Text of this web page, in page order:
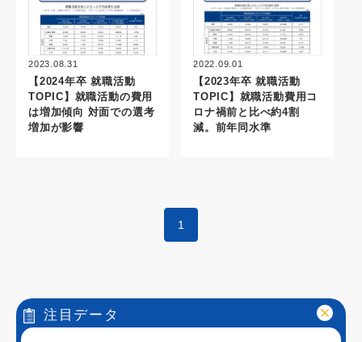
2023.08.31
【2024年卒 就職活動
TOPIC】就職活動の費用
は増加傾向 対面での選考
増加が影響
2022.09.01
【2023年卒 就職活動
TOPIC】就職活動費用コ
ロナ禍前と比べ約4割
減。前年同水準
1
注目データ